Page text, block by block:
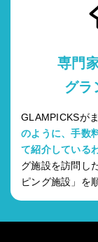
専門
グラ
GLAMPICKSが
のように、手数
て紹介している
グ施設を訪問し
ピング施設」を